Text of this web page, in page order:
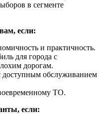
в сегменте
если:
и практичность.
для города с
дорогам.
обслуживанием
ТО.
если: